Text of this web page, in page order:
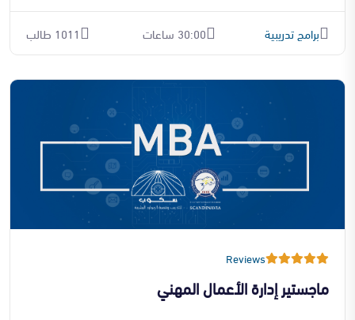
برامج تدريبية 30:00 ساعات 1011 طالب
Reviews
ماجستير إدارة الأعمال المهني